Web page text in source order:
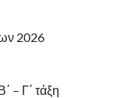
2026
– Γ΄ τάξη